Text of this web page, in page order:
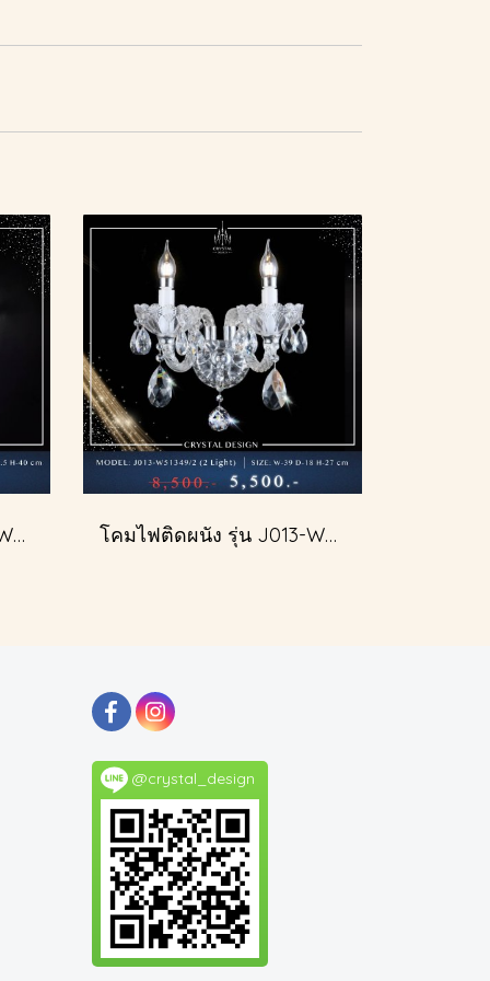
โคมไฟติดผนัง รุ่น J013-W51349/2 โคมไฟติดผนัง รุ่น J013-W51349/2
@crystal_design